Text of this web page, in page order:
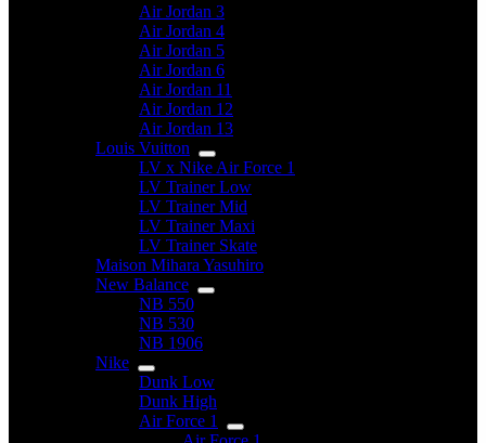
Air Jordan 3
Air Jordan 4
Air Jordan 5
Air Jordan 6
Air Jordan 11
Air Jordan 12
Air Jordan 13
Louis Vuitton
LV x Nike Air Force 1
LV Trainer Low
LV Trainer Mid
LV Trainer Maxi
LV Trainer Skate
Maison Mihara Yasuhiro
New Balance
NB 550
NB 530
NB 1906
Nike
Dunk Low
Dunk High
Air Force 1